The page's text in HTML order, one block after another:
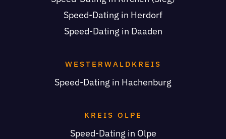
Speed-Dating in Herdorf
Speed-Dating in Daaden
WESTERWALDKREIS
Speed-Dating in Hachenburg
KREIS OLPE
Speed-Dating in Olpe